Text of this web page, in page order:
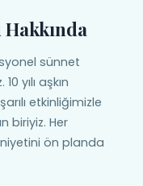
sünnet
yılı aşkın
etkinliğimizle
biriyiz. Her
ön planda